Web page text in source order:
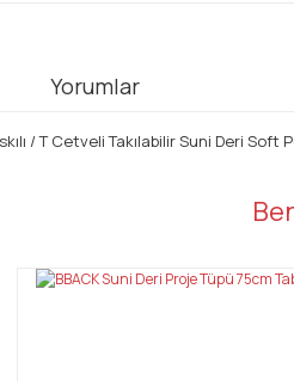
Yorumlar
/ T Cetveli Takılabilir Suni Deri Soft
ve diğer konularda yetersiz